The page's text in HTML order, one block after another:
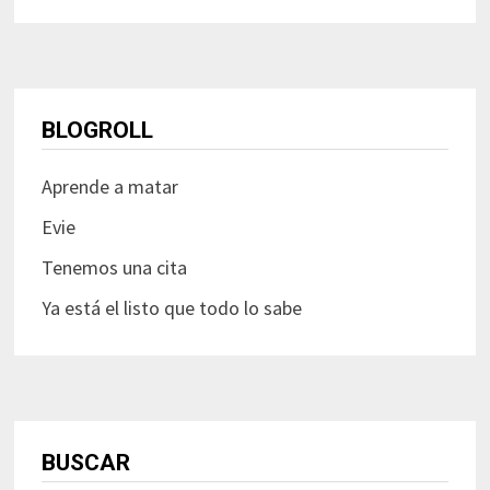
BLOGROLL
Aprende a matar
Evie
Tenemos una cita
Ya está el listo que todo lo sabe
BUSCAR